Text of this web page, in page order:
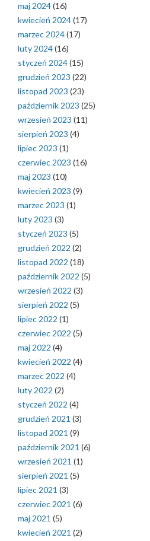
maj 2024(16)
kwiecień 2024(17)
marzec 2024(17)
luty 2024(16)
styczeń 2024(15)
grudzień 2023 (22)
listopad 2023 (23)
październik 2023 (25)
wrzesień 2023 (11)
sierpień 2023 (4)
lipiec 2023 (1)
czerwiec 2023 (16)
maj 2023 (10)
kwiecień 2023 (9)
marzec 2023 (1)
luty 2023 (3)
styczeń 2023 (5)
grudzień 2022 (2)
listopad 2022 (18)
październik 2022 (5)
wrzesień 2022 (3)
sierpień 2022 (5)
lipiec 2022 (1)
czerwiec 2022 (5)
maj 2022 (4)
kwiecień 2022 (4)
marzec 2022 (4)
luty 2022 (2)
styczeń 2022 (4)
grudzień 2021 (3)
listopad 2021 (9)
październik 2021 (6)
wrzesień 2021 (1)
sierpień 2021 (5)
lipiec 2021 (3)
czerwiec 2021 (6)
maj 2021 (5)
kwiecień 2021 (2)